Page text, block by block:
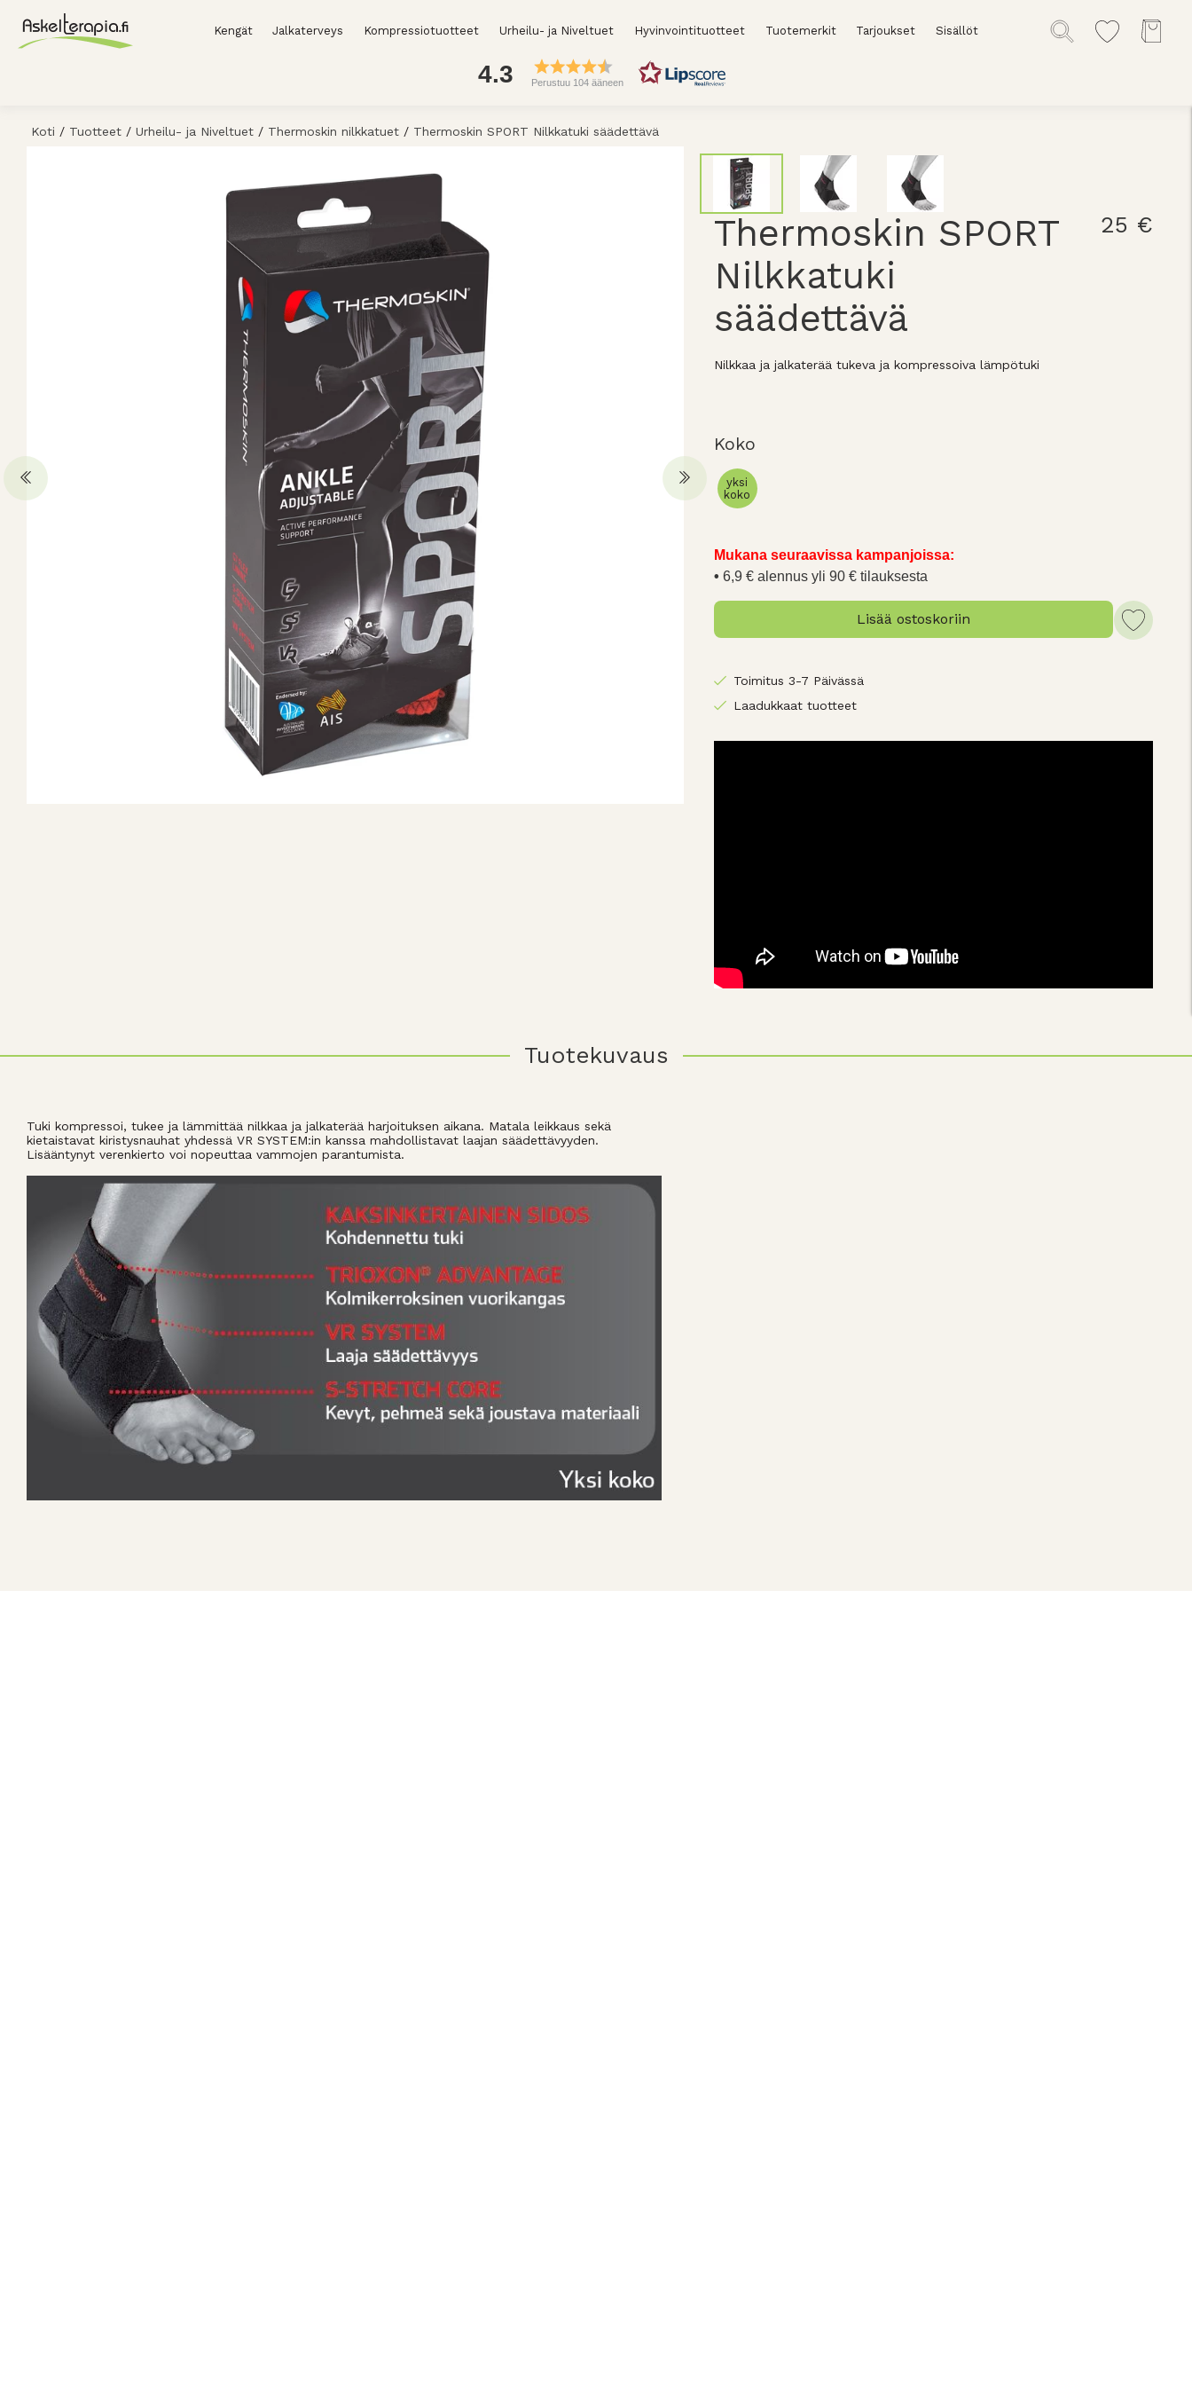
Kengät Jalkaterveys Kompressiotuotteet Urheilu- ja Niveltuet Hyvinvointituotteet Tuotemerkit Tarjoukset Sisällöt
4.3 Perustuu 104 ääneen
Koti / Tuotteet / Urheilu- ja Niveltuet / Thermoskin nilkkatuet / Thermoskin SPORT Nilkkatuki säädettävä
Thermoskin SPORT
Nilkkatuki
säädettävä
25 €
Nilkkaa ja jalkaterää tukeva ja kompressoiva lämpötuki
Koko
yksi
koko
Mukana seuraavissa kampanjoissa:
6,9 € alennus yli 90 € tilauksesta
Lisää ostoskoriin
Toimitus 3-7 Päivässä
Laadukkaat tuotteet
Tuotekuvaus
Tuki kompressoi, tukee ja lämmittää nilkkaa ja jalkaterää harjoituksen aikana. Matala leikkaus sekä
kietaistavat kiristysnauhat yhdessä VR SYSTEM:in kanssa mahdollistavat laajan säädettävyyden.
Lisääntynyt verenkierto voi nopeuttaa vammojen parantumista.